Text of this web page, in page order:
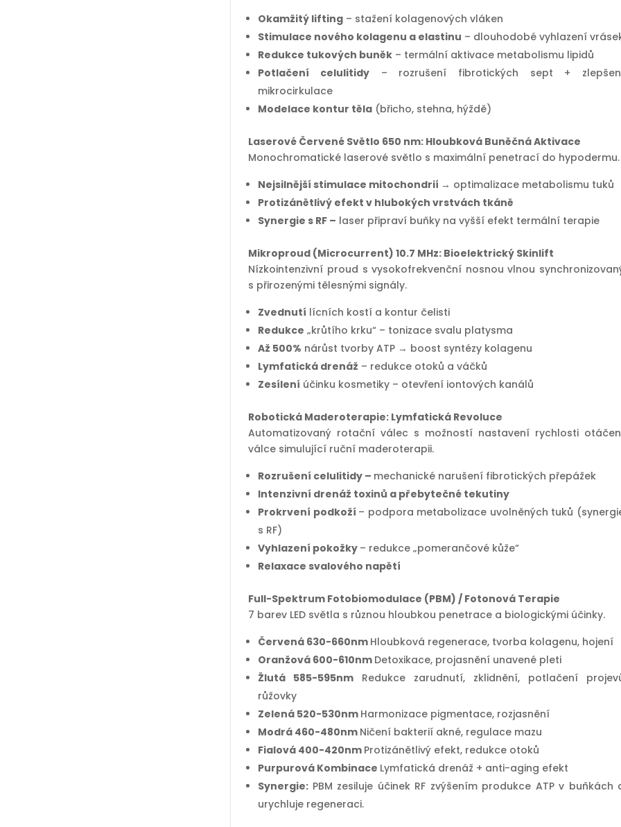
Okamžitý lifting – stažení kolagenových vláken
Stimulace nového kolagenu a elastinu – dlouhodobé vyhlazení
Redukce tukových buněk – termální aktivace metabolismu lipidů
Potlačení celulitidy– rozrušení fibrotických sept +
mikrocirkulace
Modelace kontur těla (břicho, stehna, hýždě)
Laserové Červené Světlo 650 nm: Hloubková Buněčná Aktivace
Monochromatické laserové světlo s maximální penetrací do hypodermu.
Nejsilnější stimulace mitochondrií → optimalizace metabolismu tuků
Protizánětlivý efekt v hlubokých vrstvách tkáně
Synergie s RF – laser připraví buňky na vyšší efekt termální terapie
Mikroproud (Microcurrent) 10.7 MHz: Bioelektrický Skinlift
Nízkointenzivní proud s vysokofrekvenční nosnou vlnou
s přirozenými tělesnými signály.
Zvednutí lícních kostí a kontur čelisti
Redukce „krůtího krku“ – tonizace svalu platysma
Až 500% nárůst tvorby ATP → boost syntézy kolagenu
Lymfatická drenáž – redukce otoků a váčků
Zesílení účinku kosmetiky – otevření iontových kanálů
Robotická Maderoterapie: Lymfatická Revoluce
Automatizovaný rotační válec s možností nastavení rychlosti
válce simulující ruční maderoterapii.
Rozrušení celulitidy – mechanické narušení fibrotických přepážek
Intenzivní drenáž toxinů a přebytečné tekutiny
Prokrvení podkoží – podpora metabolizace uvolněných tuků
s RF)
Vyhlazení pokožky – redukce „pomerančové kůže“
Relaxace svalového napětí
Full-Spektrum Fotobiomodulace (PBM) / Fotonová Terapie
7 barev LED světla s různou hloubkou penetrace a biologickými účinky.
Červená 630-660nm Hloubková regenerace, tvorba kolagenu, hojení
Oranžová 600-610nm Detoxikace, projasnění unavené pleti
Žlutá 585-595nm Redukce zarudnutí, zklidnění, potlačení
růžovky
Zelená 520-530nm Harmonizace pigmentace, rozjasnění
Modrá 460-480nm Ničení bakterií akné, regulace mazu
Fialová 400-420nm Protizánětlivý efekt, redukce otoků
Purpurová Kombinace Lymfatická drenáž + anti-aging efekt
Synergie: PBM zesiluje účinek RF zvýšením produkce ATP v buňkách
urychluje regeneraci.